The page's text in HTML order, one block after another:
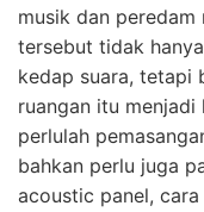
musik dan
tersebut tidak
kedap suara, tetapi
ruangan itu menjadi
perlulah
bahkan perlu juga
acoustic panel,